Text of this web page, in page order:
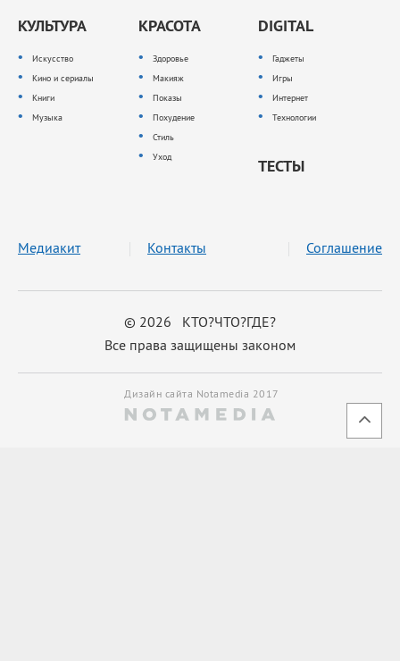
КУЛЬТУРА
Искусство
Кино и сериалы
Книги
Музыка
КРАСОТА
Здоровье
Макияж
Показы
Похудение
Стиль
Уход
DIGITAL
Гаджеты
Игры
Интернет
Технологии
ТЕСТЫ
© 2026 КТО?ЧТО?ГДЕ?
Все права защищены законом
Медиакит Контакты Соглашение
Дизайн сайта Notamedia 2017